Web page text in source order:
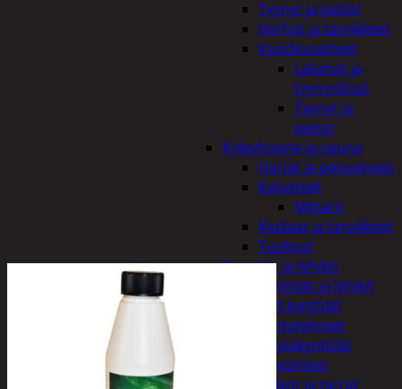
Tyynyt ja peitot
Verhot ja tarvikkeet
Vuodevaatteet
Lakanat ja
tyynynlinat
Tyynyt ja
peitot
Kylpyhuone ja sauna
Harjat ja pesuaineet
Kalusteet
Mittarit
Kiukaat ja tarvikkeet
Tuoksut
Kynttilät ja lyhdyt
Kynttilät ja lyhdyt
Led-kynttilät
Lyhtytelineet
Pöytäkynttilät
Sisustusesineet
Kalvot ja tarrat